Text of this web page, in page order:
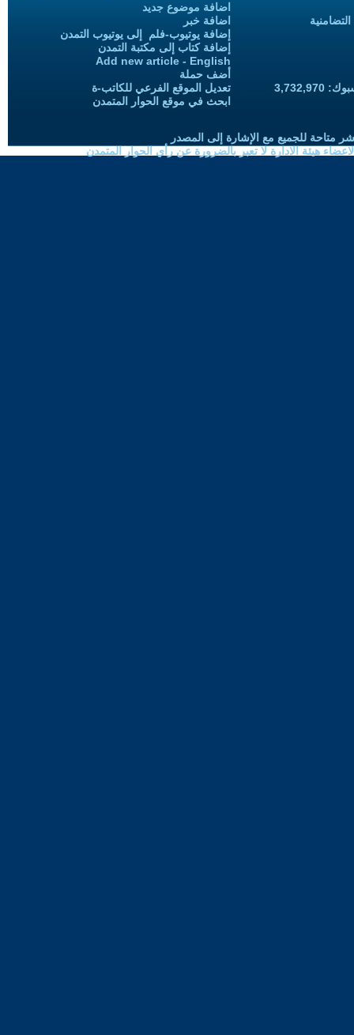
اضافة موضوع جديد
اضافة خبر
إضافة يوتيوب-فلم إلى يوتيوب التمدن
إضافة كتاب إلى مكتبة التمدن
Add new article - English
أضف حملة
تعديل الموقع الفرعي للكاتب-ة
ابحث في موقع الحوار المتمدن
متاحة للجميع مع الإشارة إلى المصدر
هيئة الادارة لا تعبر بالضرورة عن رأي الحوار المتمدن